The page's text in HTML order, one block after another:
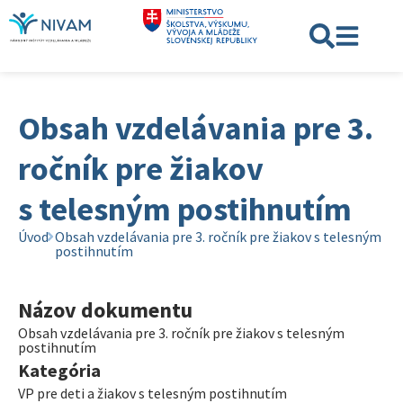
Obsah vzdelávania pre 3.
ročník pre žiakov
s telesným postihnutím
Úvod Obsah vzdelávania pre 3. ročník pre žiakov s telesným
postihnutím
Názov dokumentu
Obsah vzdelávania pre 3. ročník pre žiakov s telesným
postihnutím
Kategória
VP pre deti a žiakov s telesným postihnutím